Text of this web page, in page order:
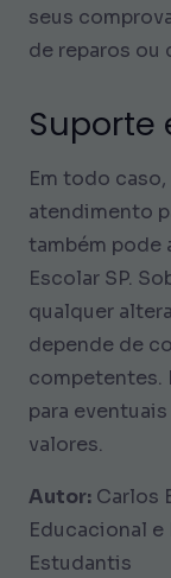
seus
de reparos ou
Suporte
Em todo
atendimento
também pode
Escolar SP.
qualquer
depende de
competentes.
para
valores.
Autor: Carlos
Educacional
Estudantis